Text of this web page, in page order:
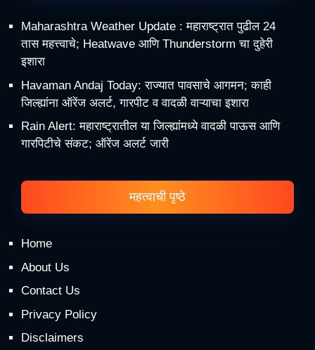
Maharashtra Weather Update : महाराष्ट्रात पुढील 24
तास महत्त्वाचे; Heatwave आणि Thunderstorm चा दुहेरी
इशारा
Havaman Andaj Today: राज्यात पावसाचे आगमन; काही
जिल्ह्यांना ऑरेंज अलर्ट, गारपीट व वादळी वाऱ्याचा इशारा
Rain Alert: महाराष्ट्रातील या जिल्ह्यांमध्ये वादळी पाऊस आणि
गारपिटीचे संकट; ऑरेंज अलर्ट जारी
महत्वाची पृष्ठे
Home
About Us
Contact Us
Privacy Policy
Disclaimers